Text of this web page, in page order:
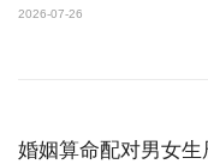
2026-07-26
婚姻算命配对男女